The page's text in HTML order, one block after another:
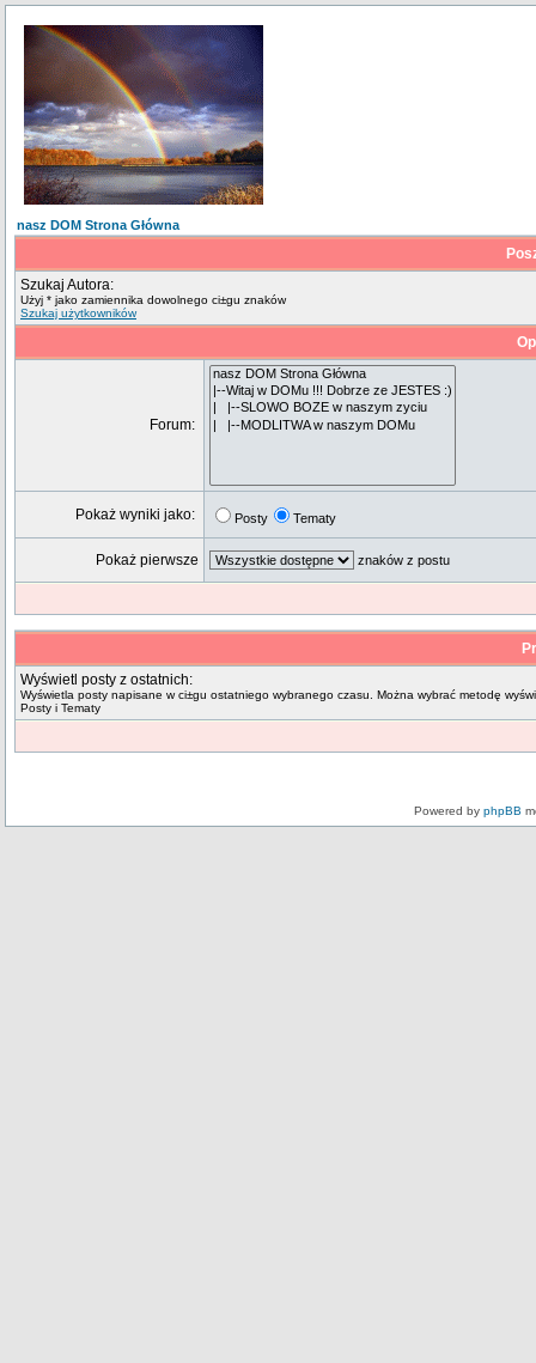
nasz DOM Strona Główna
Szukaj Autora:
Użyj * jako zamiennika dowolnego ci±gu znaków
Szukaj użytkowników
Forum:
Pokaż wyniki jako: Posty Tematy
Pokaż pierwsze znaków z postu
Wyświetl posty z ostatnich:
Wyświetla posty napisane w ci±gu ostatniego wybranego czasu. Można wybrać metodę
Posty i Tematy
Powered by phpBB